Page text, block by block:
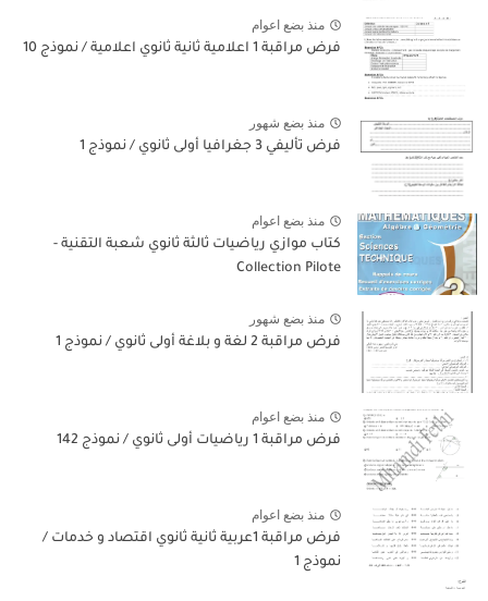
منذ بضع اعوام
فرض مراقبة 1 اعلامية ثانية ثانوي اعلامية / نموذج 10
منذ بضع شهور
فرض تأليفي 3 جغرافيا أولى ثانوي / نموذج 1
منذ بضع اعوام
كتاب موازي رياضيات ثالثة ثانوي شعبة التقنية -
Collection Pilote
منذ بضع شهور
فرض مراقبة 2 لغة و بلاغة أولى ثانوي / نموذج 1
منذ بضع اعوام
فرض مراقبة 1 رياضيات أولى ثانوي / نموذج 142
منذ بضع اعوام
فرض مراقبة 1عربية ثانية ثانوي اقتصاد و خدمات /
نموذج 1